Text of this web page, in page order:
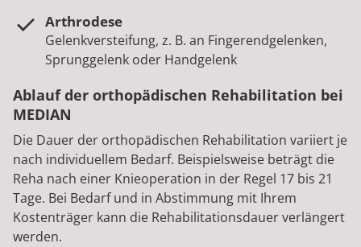
Arthrodese
Gelenkversteifung, z. B. an Fingerendgelenken,
Sprunggelenk oder Handgelenk
Ablauf der orthopädischen Rehabilitation bei
MEDIAN
Die Dauer der orthopädischen Rehabilitation variiert je
nach individuellem Bedarf. Beispielsweise beträgt die
Reha nach einer Knieoperation in der Regel 17 bis 21
Tage. Bei Bedarf und in Abstimmung mit Ihrem
Kostenträger kann die Rehabilitationsdauer verlängert
werden.